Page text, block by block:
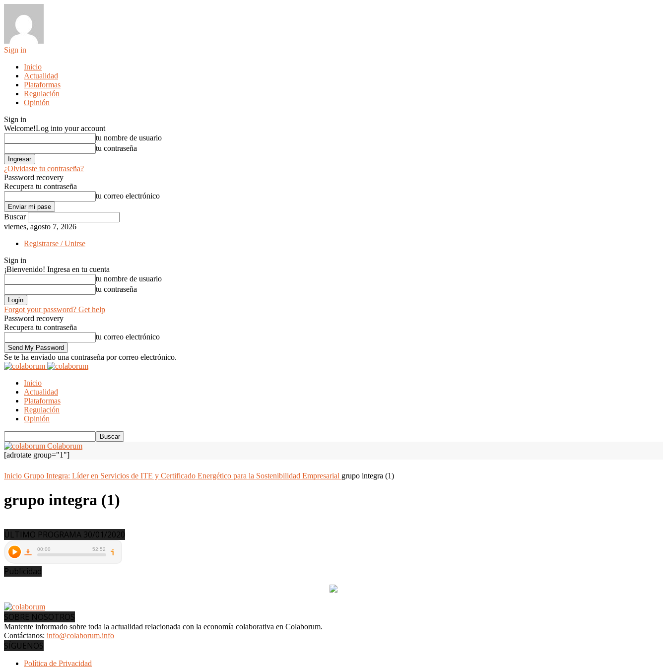
Sign in
Inicio
Actualidad
Plataformas
Regulación
Opinión
Sign in
Welcome!Log into your account
tu nombre de usuario
tu contraseña
¿Olvidaste tu contraseña?
Password recovery
Recupera tu contraseña
tu correo electrónico
Buscar
viernes, agosto 7, 2026
Registrarse / Unirse
Sign in
¡Bienvenido! Ingresa en tu cuenta
tu nombre de usuario
tu contraseña
Forgot your password? Get help
Password recovery
Recupera tu contraseña
tu correo electrónico
Se te ha enviado una contraseña por correo electrónico.
Inicio
Actualidad
Plataformas
Regulación
Opinión
Colaborum
[adrotate group="1"]
Inicio Grupo Integra: Líder en Servicios de ITE y Certificado Energético para la Sostenibilidad Empresarial grupo integra (1)
grupo integra (1)
ÚLTIMO PROGRAMA 30/01/2020
Publicidad
SOBRE NOSOTROS
Mantente informado sobre toda la actualidad relacionada con la economía colaborativa en Colaborum.
Contáctanos: info@colaborum.info
SÍGUENOS
Política de Privacidad